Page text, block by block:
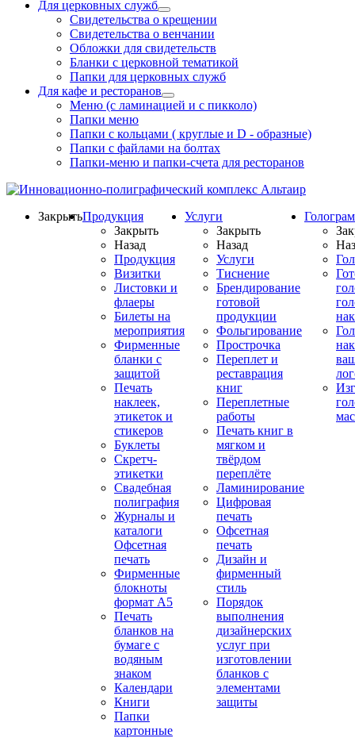
Для церковных служб
Свидетельства о крещении
Свидетельства о венчании
Обложки для свидетельств
Бланки с церковной тематикой
Папки для церковных служб
Для кафе и ресторанов
Меню (с ламинацией и с пикколо)
Папки меню
Папки с кольцами ( круглые и D - образные)
Папки с файлами на болтах
Папки-меню и папки-счета для ресторанов
ЗакрытьПродукция
Закрыть
Назад
Продукция
Визитки
Листовки и
флаеры
Билеты на
мероприятия
Фирменные
бланки с
защитой
Печать
наклеек,
этикеток и
стикеров
Буклеты
Скретч-
этикетки
Свадебная
полиграфия
Журналы и
каталоги
Офсетная
печать
Фирменные
блокноты
формат А5
Печать
бланков на
бумаге с
водяным
знаком
Календари
Книги
Папки
картонные
Услуги
Закрыть
Назад
Услуги
Тиснение
Брендирование
готовой
продукции
Фольгирование
Прострочка
Переплет и
реставрация
книг
Переплетные
работы
Печать книг в
мягком и
твёрдом
переплёте
Ламинирование
Цифровая
печать
Офсетная
печать
Дизайн и
фирменный
стиль
Порядок
выполнения
дизайнерских
услуг при
изготовлении
бланков с
элементами
защиты